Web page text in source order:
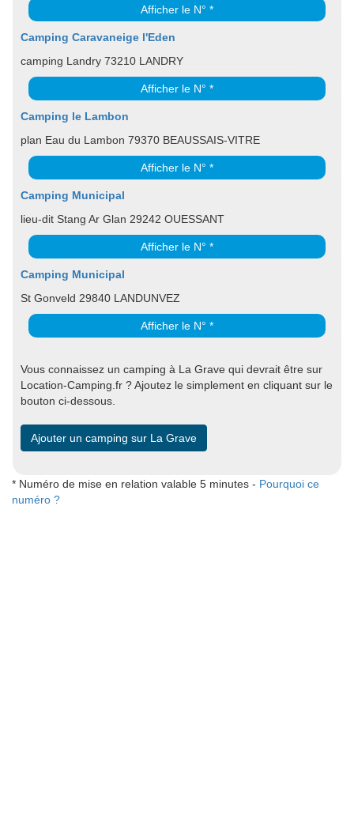
Afficher le N° *
Camping Caravaneige l'Eden
camping Landry 73210 LANDRY
Afficher le N° *
Camping le Lambon
plan Eau du Lambon 79370 BEAUSSAIS-VITRE
Afficher le N° *
Camping Municipal
lieu-dit Stang Ar Glan 29242 OUESSANT
Afficher le N° *
Camping Municipal
St Gonveld 29840 LANDUNVEZ
Afficher le N° *
Vous connaissez un camping à La Grave qui devrait être sur
Location-Camping.fr ? Ajoutez le simplement en cliquant sur le
bouton ci-dessous.
Ajouter un camping sur La Grave
* Numéro de mise en relation valable 5 minutes - Pourquoi ce
numéro ?